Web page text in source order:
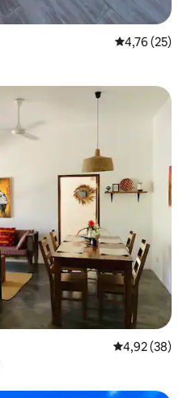
4,76 de uma
4,76 (25)
4,92 de uma
4,92 (38)